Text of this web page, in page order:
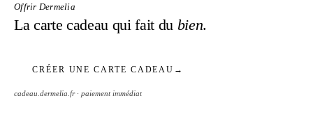
Offrir Dermelia
La carte cadeau qui fait du bien.
CRÉER UNE CARTE CADEAU →
cadeau.dermelia.fr · paiement immédiat